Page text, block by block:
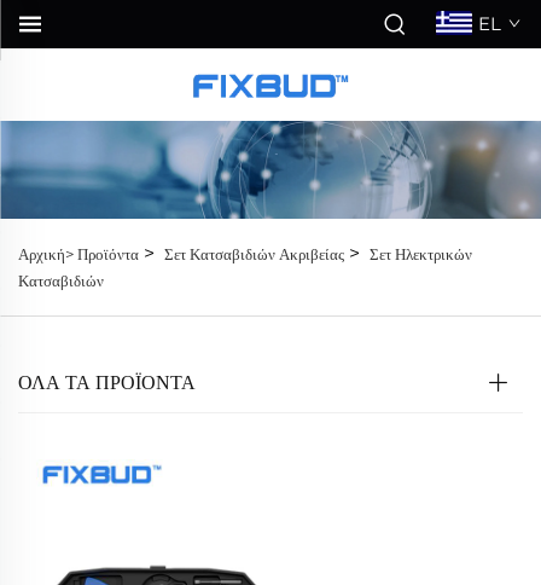
EL
Αρχική>Προϊόντα > Σετ Κατσαβιδιών Ακριβείας > Σετ Ηλεκτρικών
Κατσαβιδιών
ΟΛΑ ΤΑ ΠΡΟΪΟΝΤΑ